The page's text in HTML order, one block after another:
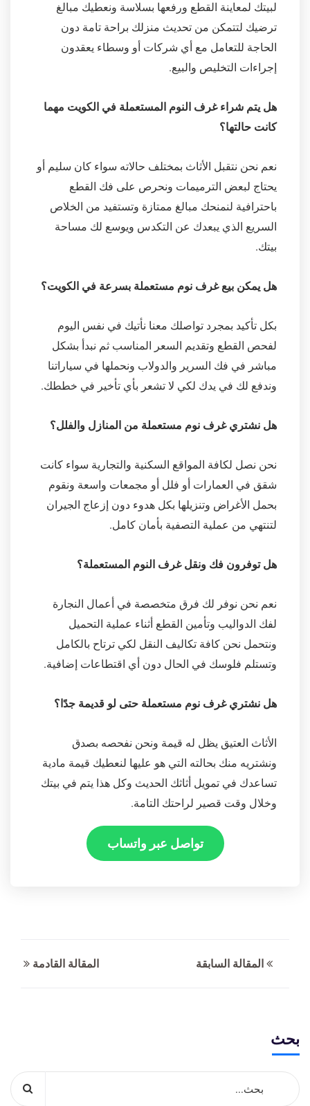
لبيتك لمعاينة القطع ورفعها بسلاسة ونعطيك مبالغ
ترضيك لتتمكن من تحديث منزلك براحة تامة دون
الحاجة للتعامل مع أي شركات أو وسطاء يعقدون
إجراءات التخليص والبيع.
هل يتم شراء غرف النوم المستعملة في الكويت مهما
كانت حالتها؟
نعم نحن نتقبل الأثاث بمختلف حالاته سواء كان سليم أو
يحتاج لبعض الترميمات ونحرص على فك القطع
باحترافية لنمنحك مبالغ ممتازة وتستفيد من الخلاص
السريع الذي يبعدك عن التكدس ويوسع لك مساحة
بيتك.
هل يمكن بيع غرف نوم مستعملة بسرعة في الكويت؟
بكل تأكيد بمجرد تواصلك معنا نأتيك في نفس اليوم
لفحص القطع وتقديم السعر المناسب ثم نبدأ بشكل
مباشر في فك السرير والدولاب ونحملها في سياراتنا
وندفع لك في يدك لكي لا تشعر بأي تأخير في خططك.
هل نشتري غرف نوم مستعملة من المنازل والفلل؟
نحن نصل لكافة المواقع السكنية والتجارية سواء كانت
شقق في العمارات أو فلل أو مجمعات واسعة ونقوم
بحمل الأغراض وتنزيلها بكل هدوء دون إزعاج الجيران
لتنتهي من عملية التصفية بأمان كامل.
هل توفرون فك ونقل غرف النوم المستعملة؟
نعم نحن نوفر لك فرق متخصصة في أعمال النجارة
لفك الدواليب وتأمين القطع أثناء عملية التحميل
ونتحمل نحن كافة تكاليف النقل لكي ترتاح بالكامل
وتستلم فلوسك في الحال دون أي اقتطاعات إضافية.
هل نشتري غرف نوم مستعملة حتى لو قديمة جدًا؟
الأثاث العتيق يظل له قيمة ونحن نفحصه بصدق
ونشتريه منك بحالته التي هو عليها لنعطيك قيمة مادية
تساعدك في تمويل أثاثك الحديث وكل هذا يتم في بيتك
وخلال وقت قصير لراحتك التامة.
تواصل عبر واتساب
المقالة السابقة المقالة القادمة
بحث